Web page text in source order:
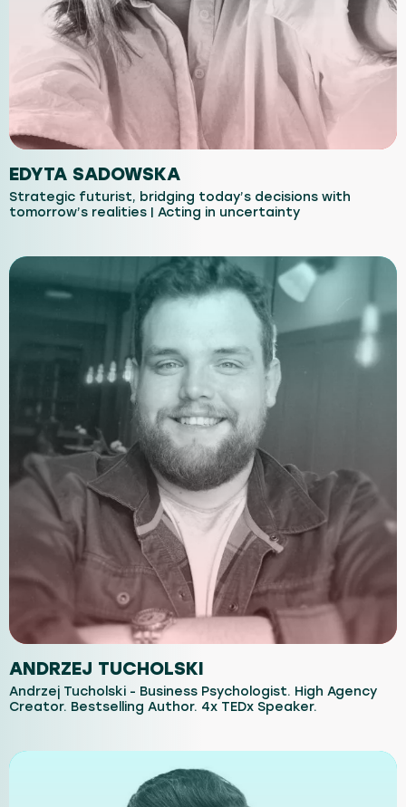
EDYTA SADOWSKA
Strategic futurist, bridging today’s decisions with
tomorrow’s realities | Acting in uncertainty
ANDRZEJ TUCHOLSKI
Andrzej Tucholski - Business Psychologist. High Agency
Creator. Bestselling Author. 4x TEDx Speaker.